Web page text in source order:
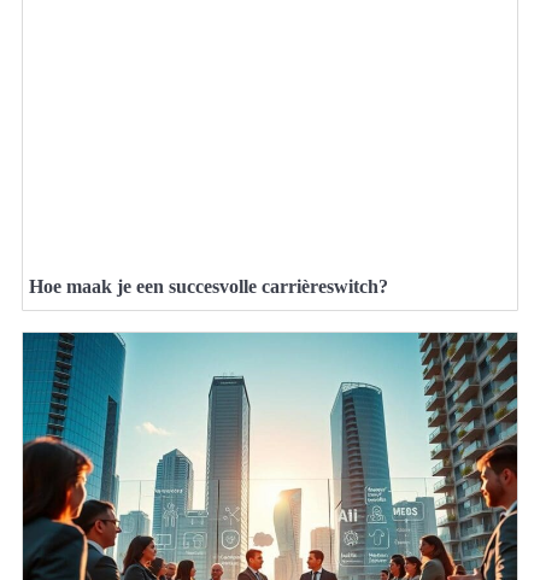
Hoe maak je een succesvolle carrièreswitch?